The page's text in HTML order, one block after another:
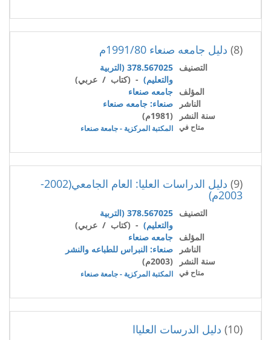
(8) دليل جامعه صنعاء 1991/80م
التصنيف
378.567025 (التربية
والتعليم) - (كتاب / عربي)
المؤلف جامعه صنعاء
الناشر
صنعاء: جامعه صنعاء
سنة النشر
(1981م)
متاح في المكتبة المركزية - جامعة صنعاء
(9) دليل الدراسات العليا: العام الجامعي(2002-
2003م)
التصنيف
378.567025 (التربية
والتعليم) - (كتاب / عربي)
المؤلف جامعه صنعاء
الناشر
صنعاء: النبراس للطباعه والنشر
سنة النشر
(2003م)
متاح في المكتبة المركزية - جامعة صنعاء
(10) دليل الدرسات العلياا